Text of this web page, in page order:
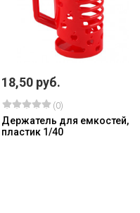
18,50 руб.
(0)
Держатель для емкостей,
пластик 1/40